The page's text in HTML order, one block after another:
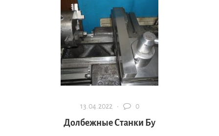
13.04.2022 · 0
Долбежные Станки Бу